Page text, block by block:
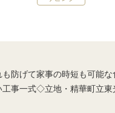
防げて家事の時短も可能
事一式◇立地・精華町立東